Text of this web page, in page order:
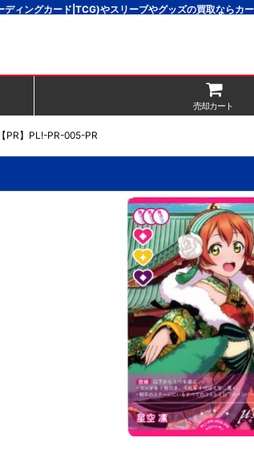
ィングカード|TCG)やスリーブやグッズの買取ならカ
売却カート
PR】PL!-PR-005-PR